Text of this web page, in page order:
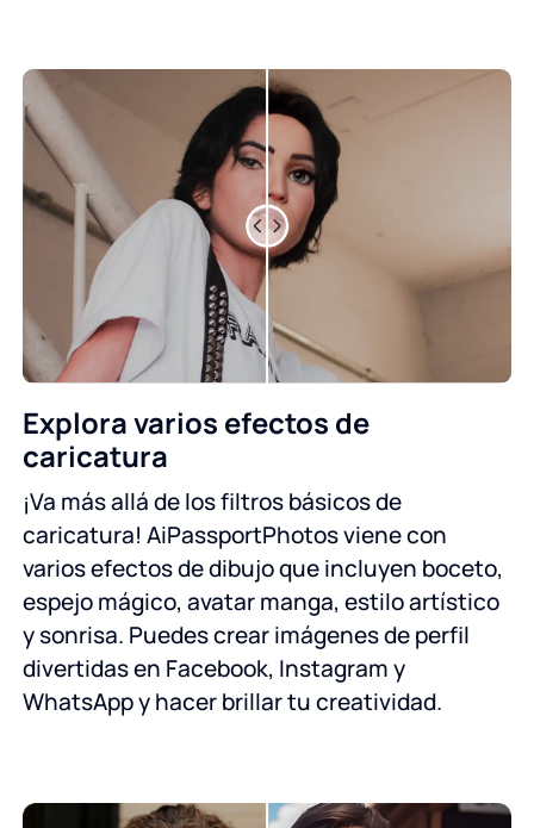
Explora varios efectos de
caricatura
¡Va más allá de los filtros básicos de
caricatura! AiPassportPhotos viene con
varios efectos de dibujo que incluyen boceto,
espejo mágico, avatar manga, estilo artístico
y sonrisa. Puedes crear imágenes de perfil
divertidas en Facebook, Instagram y
WhatsApp y hacer brillar tu creatividad.